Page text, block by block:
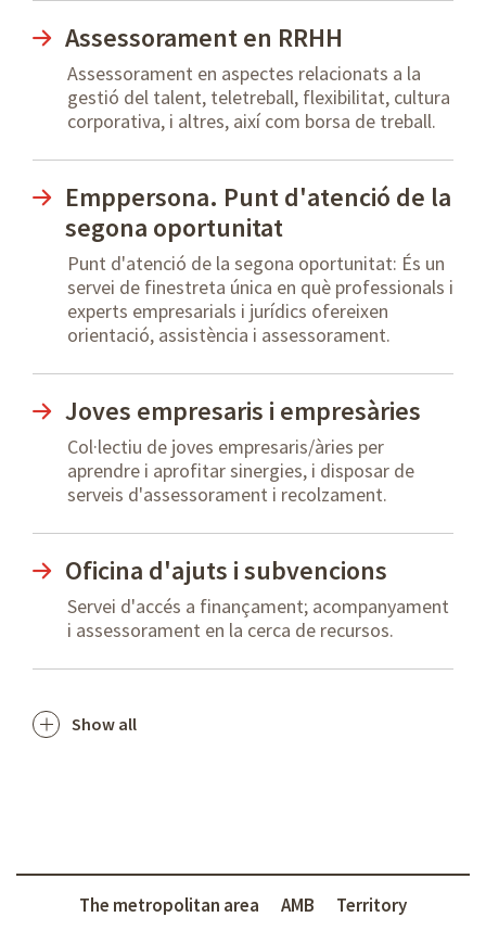
Assessorament en RRHH
Assessorament en aspectes relacionats a la
gestió del talent, teletreball, flexibilitat, cultura
corporativa, i altres, així com borsa de treball.
Emppersona. Punt d'atenció de la
segona oportunitat
Punt d'atenció de la segona oportunitat: És un
servei de finestreta única en què professionals i
experts empresarials i jurídics ofereixen
orientació, assistència i assessorament.
Joves empresaris i empresàries
Col·lectiu de joves empresaris/àries per
aprendre i aprofitar sinergies, i disposar de
serveis d'assessorament i recolzament.
Oficina d'ajuts i subvencions
Servei d'accés a finançament; acompanyament
i assessorament en la cerca de recursos.
Show all
The metropolitan area AMB
Territory